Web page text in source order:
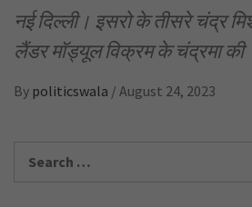
नई दिल्ली। इसरो के तीसरे चंद्र
लैंडर मॉड्यूल विक्रम के चंद्रमा की
By politicswala / August 24, 2023